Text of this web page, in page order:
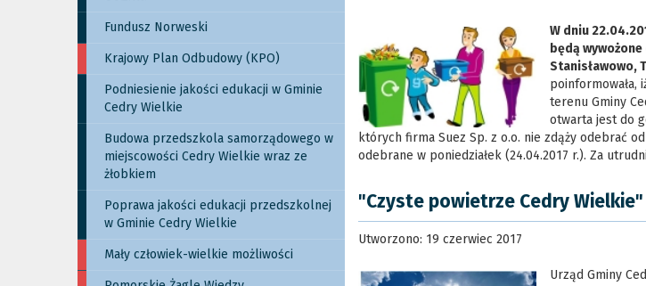
Fundusz Norweski
Krajowy Plan Odbudowy (KPO)
Podniesienie jakości edukacji w Gminie
Cedry Wielkie
Budowa przedszkola samorządowego w
miejscowości Cedry Wielkie wraz ze
żłobkiem
Poprawa jakości edukacji przedszkolnej
w Gminie Cedry Wielkie
Mały człowiek-wielkie możliwości
W dniu
będą
Stanisławowo,
poinformowała,
terenu Gminy
otwarta jest do
których firma Suez Sp. z o.o. nie zdąży odebrać
odebrane w poniedziałek (24.04.2017 r.). Za
"Czyste powietrze Cedry
Utworzono: 19 czerwiec 2017
Urząd Gminy